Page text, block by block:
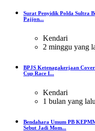
Surat Penyidik Polda Sultra
Pajjon...
Kendari
2 minggu yang
BPJS Ketenagakerjaan
Cup Race I...
Kendari
1 bulan yang lalu
Bendahara Umum PB
Sebut Jadi Mom...